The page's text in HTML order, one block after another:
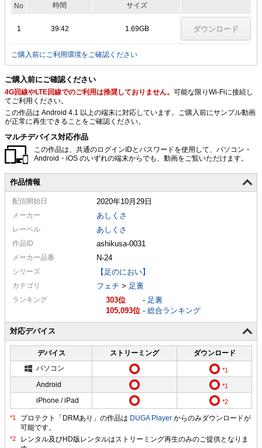
No 時間 サイズ
1 39:42 1.69GB ダウンロード
ご購入前にご利用環境をご確認ください
ご購入前にご確認ください
4G回線やLTE回線でのご利用は推奨しておりません。 可能な限りWi-Fiに接続し
てご利用ください。
この作品は Android 4.1 以上の端末に対応しています。ご購入前にサンプル動画
が正常に再生できることをご確認ください。
マルチデバイス対応作品
この作品は、共通のログインIDとパスワードを使用して、パソコン・
Android・iOS のいずれの端末からでも、動画をご覧いただけます。
作品情報
配信開始日 2020年10月29日
メーカー あしくさ
レーベル あしくさ
作品ID ashikusa-0031
メーカー品番 N-24
シリーズ 【足のにおい】
カテゴリ フェチ > 足裏
ランキング 303 - 足裏
105,093
- 総合ランキング
対応デバイス
デバイス ストリーミング
ダウンロード
パソコン
Android
iPhone / iPad
プロテクト「DRMあり」の作品は DUGA Player からのみダウンロードが
可能です。